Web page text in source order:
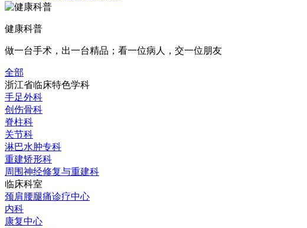
健康科普
做一台手术，出一台精品；看一位病人，交一位朋友
全部
浙江省临床特色学科
手足外科
创伤骨科
脊柱科
关节科
淋巴水肿专科
重建矫形科
周围神经修复与重建科
临床科室
颈肩腰腿痛诊疗中心
内科
康复中心